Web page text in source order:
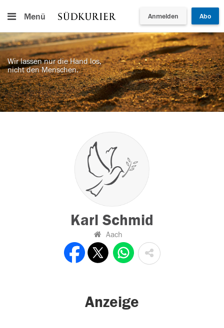
Menü Anmelden Abo
Wir lassen nur die Hand los,
nicht den Menschen.
Karl Schmid
Aach
Anzeige